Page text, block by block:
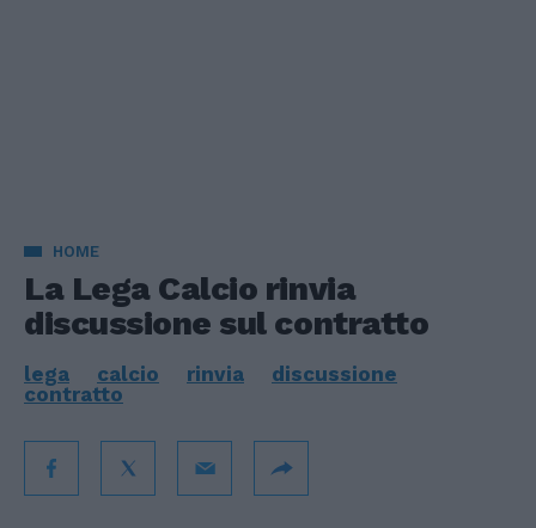
HOME
La Lega Calcio rinvia
discussione sul contratto
lega calcio rinvia
discussione
contratto